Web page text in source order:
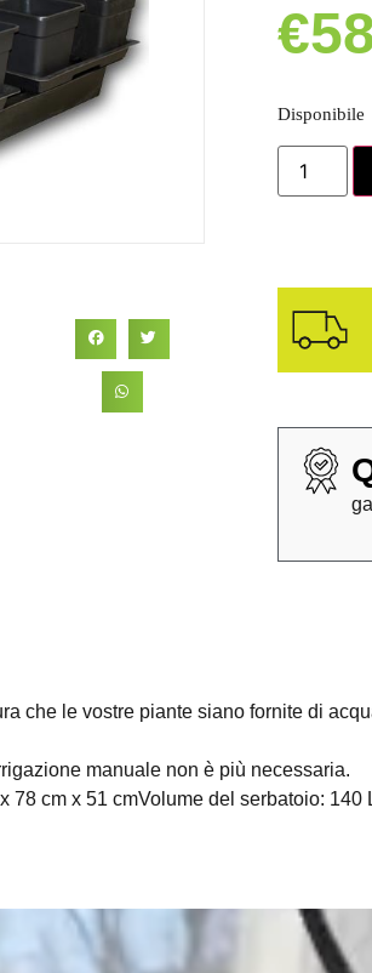
€
Disponibile
che le vostre piante siano fornite di
manuale non è più necessaria.
78 cm x 51 cmVolume del serbatoio: